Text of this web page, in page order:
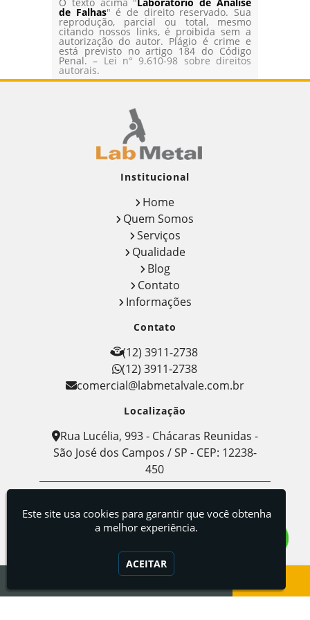
de Falhas" é de direito reservado. Sua
reprodução, parcial ou total, mesmo
citando nossos links, é proibida sem a
autorização do autor. Plágio é crime e
está previsto no artigo 184 do Código
Penal. – Lei n° 9.610-98 sobre direitos
autorais.
Institucional
Home
Quem Somos
Serviços
Qualidade
Blog
Contato
Informações
Contato
(12) 3911-2738
(12) 3911-2738
comercial@labmetalvale.com.br
Localização
Rua Lucélia, 993 - Chácaras Reunidas -
São José dos Campos / SP - CEP: 12238-
450
Metalografia
Este site usa cookies para garantir que você obtenha
a melhor experiência.
ACEITAR